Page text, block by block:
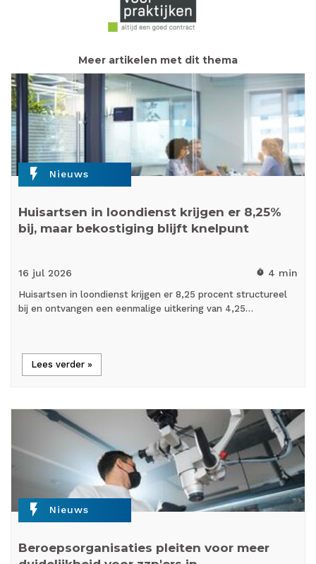
Meer artikelen met dit thema
flash_on Nieuws
Huisartsen in loondienst krijgen er 8,25%
bij, maar bekostiging blijft knelpunt
16 jul 2026 timer 4 min
Huisartsen in loondienst krijgen er 8,25 procent structureel
bij en ontvangen een eenmalige uitkering van 4,25…
Lees verder »
flash_on Nieuws
Beroepsorganisaties pleiten voor meer